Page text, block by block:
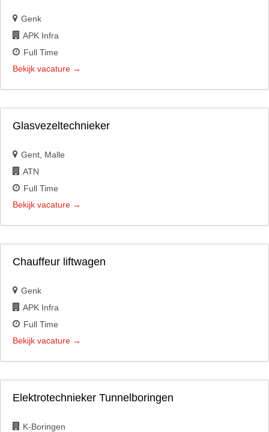
Genk
APK Infra
Full Time
Bekijk vacature
Glasvezeltechnieker
Gent Malle
ATN
Full Time
Bekijk vacature
Chauffeur liftwagen
Genk
APK Infra
Full Time
Bekijk vacature
Elektrotechnieker Tunnelboringen
K-Boringen